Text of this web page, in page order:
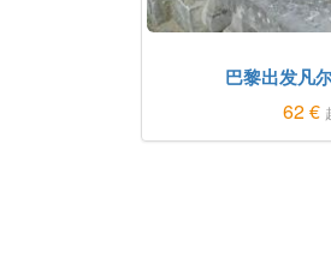
巴黎出发凡
62 €